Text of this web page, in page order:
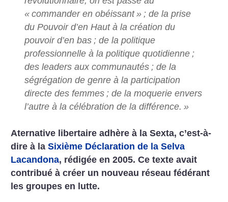
« commander en obéissant » ; de la prise
du Pouvoir d’en Haut à la création du
pouvoir d’en bas ; de la politique
professionnelle à la politique quotidienne ;
des leaders aux communautés ; de la
ségrégation de genre à la participation
directe des femmes ; de la moquerie envers
l’autre à la célébration de la différence. »
Aternative libertaire adhère à la Sexta, c’est-à-
dire à laSixième Déclaration de la Selva
Lacandona, rédigée en 2005. Ce texte avait
contribué à créer un nouveau réseau fédérant
les groupes en lutte.